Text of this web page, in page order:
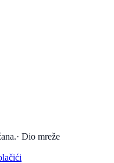
· Dio mreže